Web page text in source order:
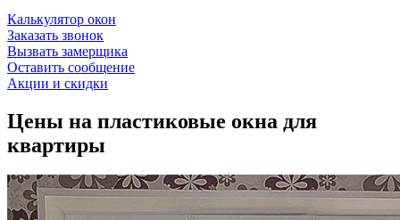
Калькулятор окон
Заказать звонок
Вызвать замерщика
Оставить сообщение
Акции и скидки
Цены на пластиковые окна для
квартиры